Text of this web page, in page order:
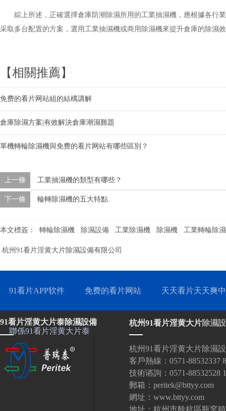
綜上所述，正確選擇倉庫防潮除濕所用的工業抽濕機，應根據各行
采取多台配置的方案，選用工業抽濕機或商用除濕機來提升倉庫的除濕
【相關推薦】
免费的看片网站組的結構講解
倉庫除濕方案|有效解決倉庫潮濕難題
單機轉輪除濕機與免费的看片网站有哪些區別？
上一條 工業抽濕機的類型有哪些？
下一條 輪轉除濕機的五大特點
本文標簽： 轉輪除濕機 除濕設備 工業除濕機 除濕機 工業轉輪除
杭州91看片淫黄大片除濕設備有限公司
91看片APP软件 免费的看片网站 天天看片天天爽
聯係91看片淫黄大片泰
91看片淫黄大片泰除濕設備 杭州91看片淫黄大片除濕
杭州91看片淫黄大片除
客戶熱線：0571-88532337
技術谘詢：0571-88532528
郵箱：peritek@bttyy.com
網址：www.bttyy.com
地址：杭州市餘杭區瓶窯